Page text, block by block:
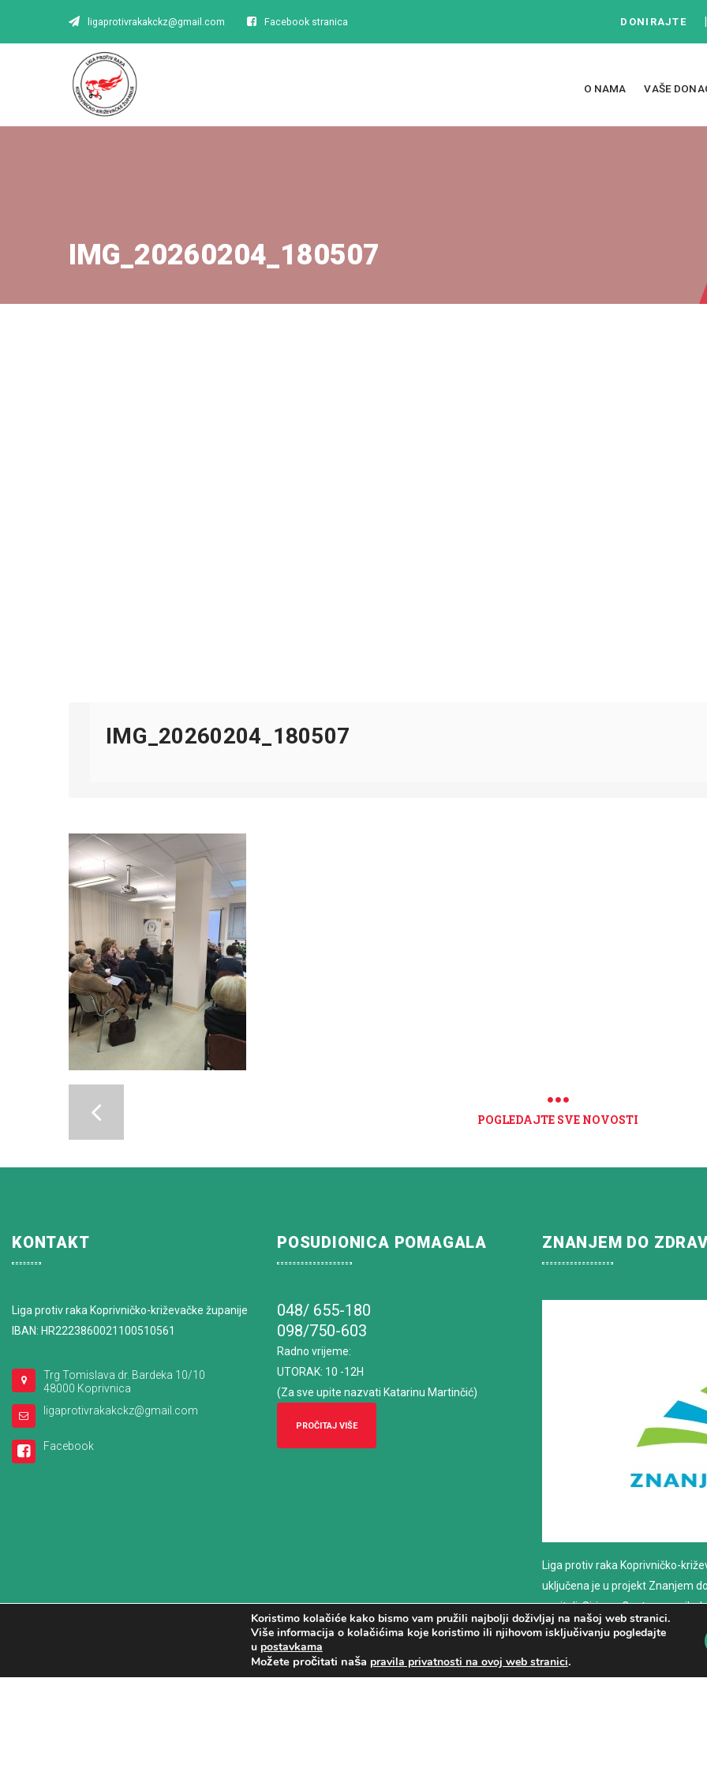
ligaprotivrakakckz@gmail.com Facebook stranica DONIRAJTE
O NAMA VAŠE
IMG_20260204_180507
IMG_20260204_180507
POGLEDAJTE SVE NOVOSTI
Koristimo kolačiće kako bismo vam pružili najbolji doživljaj na našoj web stranici.
Više informacija o kolačićima koje koristimo ili njihovom isključivanju pogledajte
u postavkama
Možete pročitati naša pravila privatnosti na ovoj web stranici.
KONTAKT
Liga protiv raka Koprivničko-križevačke županije
IBAN: HR2223860021100510561
Trg Tomislava dr. Bardeka 10/10
48000 Koprivnica
ligaprotivrakakckz@gmail.com
Facebook
POSUDIONICA POMAGALA
048/ 655-180
098/750-603
Radno vrijeme:
UTORAK: 10 -12H
(Za sve upite nazvati Katarinu Martinčić)
PROČITAJ VIŠE
ZNANJEM DO
Liga protiv raka Koprivničko-
uključena je u projekt Znanjem
nositelj: Sirius – Centar za
savjetovanje
PROČITAJ VIŠE